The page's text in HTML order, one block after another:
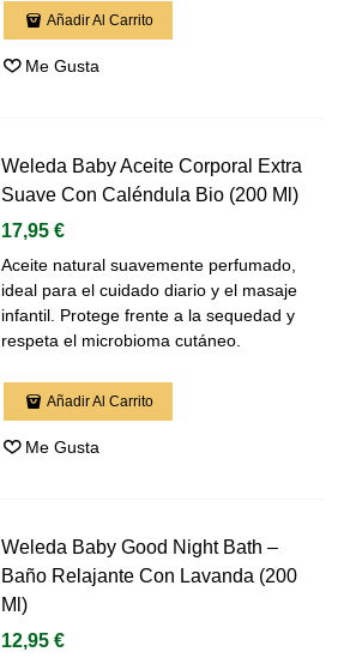
Añadir Al Carrito
Me Gusta
Weleda Baby Aceite Corporal Extra
Suave Con Caléndula Bio (200 Ml)
17,95 €
Aceite natural suavemente perfumado,
ideal para el cuidado diario y el masaje
infantil. Protege frente a la sequedad y
respeta el microbioma cutáneo.
Añadir Al Carrito
Me Gusta
Weleda Baby Good Night Bath –
Baño Relajante Con Lavanda (200
Ml)
12,95 €